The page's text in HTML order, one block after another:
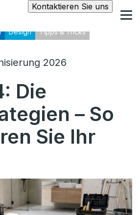
Kontaktieren Sie uns
Design Tipps & Tricks
2026
Die
– So
Sie Ihr